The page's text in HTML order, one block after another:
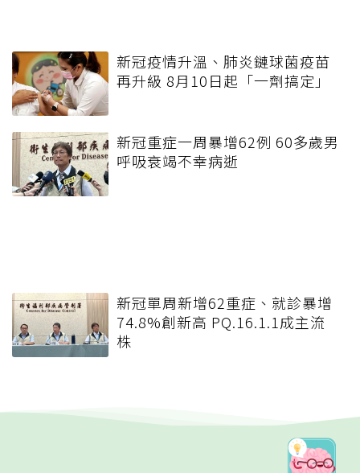
新冠疫情升溫、肺炎鏈球菌疫苗
再升級 8月10日起「一劑搞定」
新冠重症一周暴增62例 60多歲男
呼吸衰竭不幸病逝
新冠單周新增62重症、就診暴增
74.8%創新高 PQ.16.1.1成主流
株